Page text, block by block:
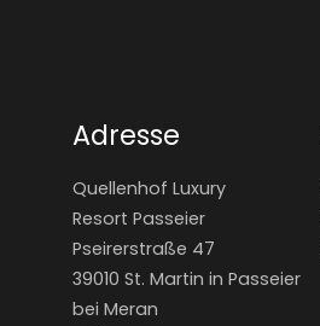
Adresse
Quellenhof Luxury
Resort Passeier
Pseirerstraße 47
39010 St. Martin in Passeier
bei Meran